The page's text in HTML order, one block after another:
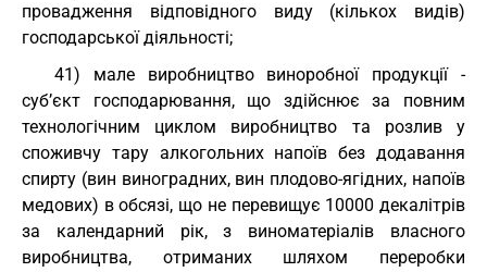
провадження відповідного виду (кількох видів)
господарської діяльності;
41) мале виробництво виноробної продукції -
суб’єкт господарювання, що здійснює за повним
технологічним циклом виробництво та розлив у
споживчу тару алкогольних напоїв без додавання
спирту (вин виноградних, вин плодово-ягідних, напоїв
медових) в обсязі, що не перевищує 10000 декалітрів
за календарний рік, з виноматеріалів власного
виробництва, отриманих шляхом переробки